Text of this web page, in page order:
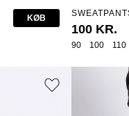
KØB
90 100 110
STAR"
100 KR.